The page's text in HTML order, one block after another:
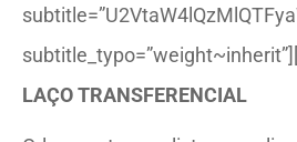
LAÇO TRANSFERENCIAL